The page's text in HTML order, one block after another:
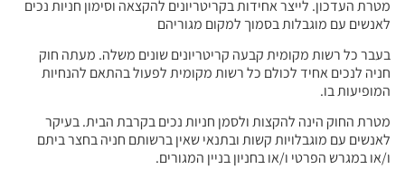
מטרת העדכון. לייצר אחידות בקריטריונים להקצאה וסימון חניות נכים
לאנשים עם מוגבלות בסמוך למקום מגוריהם
בעבר כל רשות מקומית קבעה קריטריונים שונים משלה. מעתה חוק
חניה לנכים אחיד לכולם כל רשות מקומית לפעול בהתאם להנחיות
המופיעות בו.
מטרת החוק הינה להקצות ולסמן חניות נכים בקרבת הבית. בעיקר
לאנשים עם מוגבלויות קשות ובתנאי שאין ברשותם חניה בחצר ביתם
ו/או במגרש הפרטי ו/או בחניון בניין המגורים.